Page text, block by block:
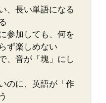
、長い単語になる
参加しても、何を
ず楽しめない
、音が「塊」にし
のに、英語が「作